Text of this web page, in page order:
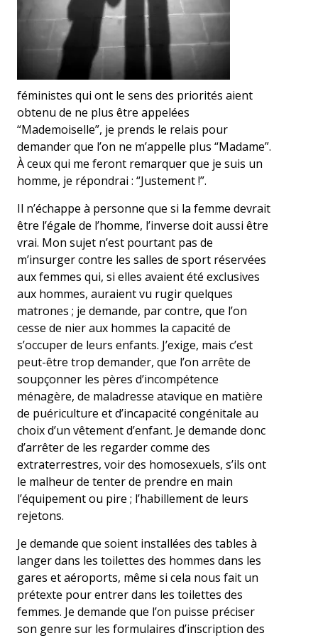
féministes qui ont le sens des priorités aient
obtenu de ne plus être appelées
“Mademoiselle”, je prends le relais pour
demander que l’on ne m’appelle plus “Madame”.
À ceux qui me feront remarquer que je suis un
homme, je répondrai : “Justement !”.
Il n’échappe à personne que si la femme devrait
être l’égale de l’homme, l’inverse doit aussi être
vrai. Mon sujet n’est pourtant pas de
m’insurger contre les salles de sport réservées
aux femmes qui, si elles avaient été exclusives
aux hommes, auraient vu rugir quelques
matrones ; je demande, par contre, que l’on
cesse de nier aux hommes la capacité de
s’occuper de leurs enfants. J’exige, mais c’est
peut-être trop demander, que l’on arrête de
soupçonner les pères d’incompétence
ménagère, de maladresse atavique en matière
de puériculture et d’incapacité congénitale au
choix d’un vêtement d’enfant. Je demande donc
d’arrêter de les regarder comme des
extraterrestres, voir des homosexuels, s’ils ont
le malheur de tenter de prendre en main
l’équipement ou pire ; l’habillement de leurs
rejetons.
Je demande que soient installées des tables à
langer dans les toilettes des hommes dans les
gares et aéroports, même si cela nous fait un
prétexte pour entrer dans les toilettes des
femmes. Je demande que l’on puisse préciser
son genre sur les formulaires d’inscription des